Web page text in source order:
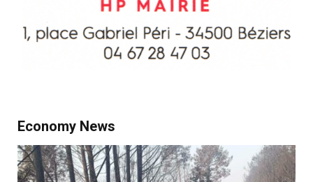
Economy News